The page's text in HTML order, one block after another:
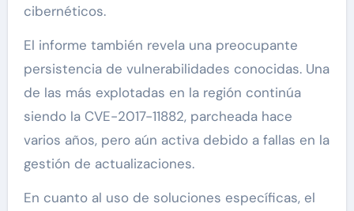
cibernéticos.
El informe también revela una preocupante
persistencia de vulnerabilidades conocidas. Una
de las más explotadas en la región continúa
siendo la CVE-2017-11882, parcheada hace
varios años, pero aún activa debido a fallas en la
gestión de actualizaciones.
En cuanto al uso de soluciones específicas, el